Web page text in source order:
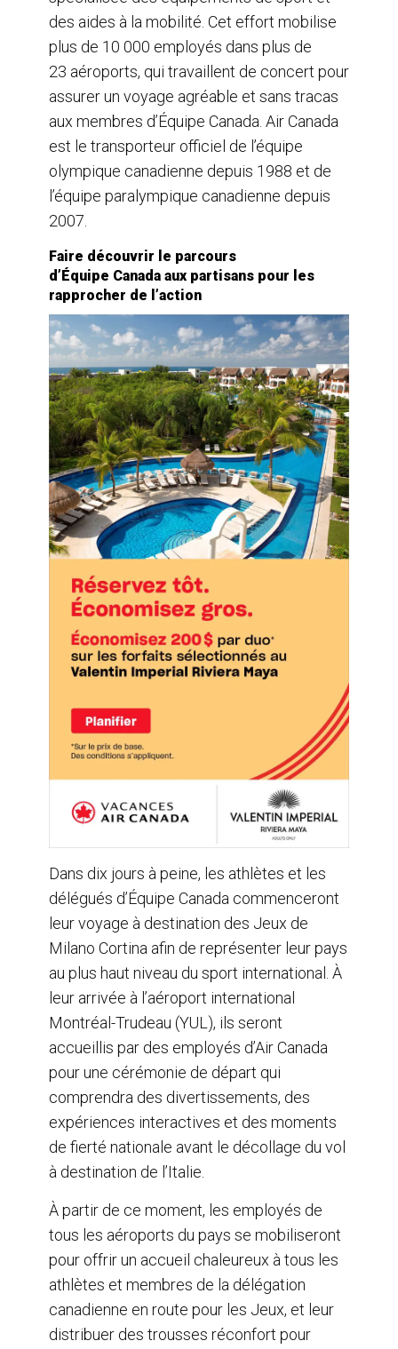
des aides à la mobilité. Cet effort mobilise
plus de 10 000 employés dans plus de
23 aéroports, qui travaillent de concert pour
assurer un voyage agréable et sans tracas
aux membres d’Équipe Canada. Air Canada
est le transporteur officiel de l’équipe
olympique canadienne depuis 1988 et de
l’équipe paralympique canadienne depuis
2007.
Faire découvrir le parcours
d’Équipe Canada aux partisans pour les
rapprocher de l’action
Dans dix jours à peine, les athlètes et les
délégués d’Équipe Canada commenceront
leur voyage à destination des Jeux de
Milano Cortina afin de représenter leur pays
au plus haut niveau du sport international. À
leur arrivée à l’aéroport international
Montréal-Trudeau (YUL), ils seront
accueillis par des employés d’Air Canada
pour une cérémonie de départ qui
comprendra des divertissements, des
expériences interactives et des moments
de fierté nationale avant le décollage du vol
à destination de l’Italie.
À partir de ce moment, les employés de
tous les aéroports du pays se mobiliseront
pour offrir un accueil chaleureux à tous les
athlètes et membres de la délégation
canadienne en route pour les Jeux, et leur
distribuer des trousses réconfort pour